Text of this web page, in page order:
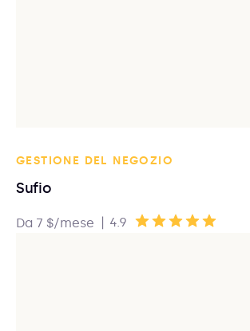
GESTIONE DEL NEGOZIO
Sufio
Da 7 $/mese | 4.9